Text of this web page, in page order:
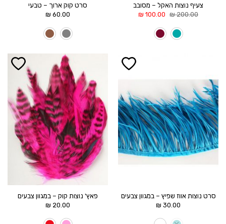
צעיף נוצות האקל – מסובב
200.00
₪ המחיר
היה:
200.00 ₪.
100.00
₪
סרט קוק ארוך – טבעי
60.00
₪
סרט נוצות אווז שפיץ – במגוון צבעים
30.00
₪
הוסף ל
WISHLIST
פאץ' נוצות קוק – במגוון צבעים
20.00
₪